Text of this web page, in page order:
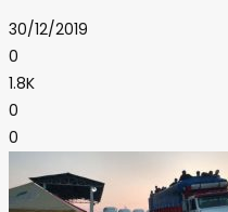
30/12/2019
0
1.8K
0
0